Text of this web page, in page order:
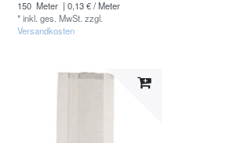
150 Meter | 0,13 € / Meter
*inkl. ges. MwSt. zzgl.
Versandkosten